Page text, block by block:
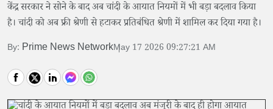
केंद्र सरकार ने सोने के बाद अब चांदी के आयात नियमों में भी बड़ा बदलाव किया
है। चांदी को अब फ्री श्रेणी से हटाकर प्रतिबंधित श्रेणी में शामिल कर दिया गया है।
By: Prime News NetworkMay 17 2026 09:27:21 AM